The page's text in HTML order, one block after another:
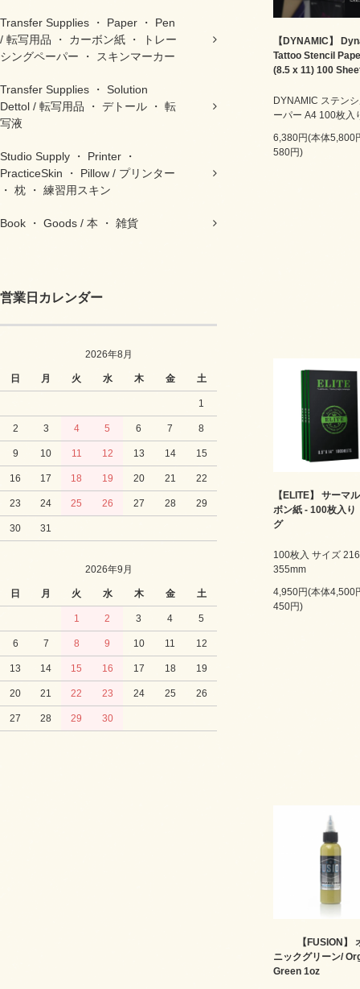
Transfer Supplies ・ Paper ・ Pen
/ 転写用品 ・ カーボン紙 ・ トレー
シングペーパー ・ スキンマーカー
Transfer Supplies ・ Solution
Dettol / 転写用品 ・ デトール ・ 転
写液
Studio Supply ・ Printer ・
PracticeSkin ・ Pillow / プリンター
・ 枕 ・ 練習用スキン
Book ・ Goods / 本 ・ 雑貨
営業日カレンダー
2026年8月
日 月 火 水 木 金 土
1
2 3 4 5 6 7 8
9 10 11 12 13 14 15
16 17 18 19 20 21 22
23 24 25 26 27 28 29
30 31
2026年9月
日 月 火 水 木 金 土
1 2 3 4 5
6 7 8 9 10 11 12
13 14 15 16 17 18 19
20 21 22 23 24 25 26
27 28 29 30
【DYNAMIC】
Tattoo Stencil
(8.5 x 11) 100
DYNAMIC ステン
ーパー A4 100枚入
6,380円(本体5,800
580円)
【ELITE】 サーマ
ボン紙 - 100枚入り
グ
100枚入 サイズ
355mm
4,950円(本体4,500
450円)
【FUSION】
ニックグリーン/
Green 1oz